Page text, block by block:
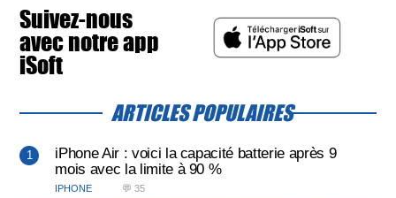
Suivez-nous
avec notre app
iSoft
ARTICLES POPULAIRES
iPhone Air : voici la capacité batterie après 9
mois avec la limite à 90 %
IPHONE 💬 35